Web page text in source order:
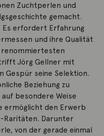
Zuchtperlen und
gemacht.
Es erfordert Erfahrung
und ihre Qualität
renommiertesten
Jörg Gellner mit
Gespür seine Selektion.
Beziehung zu
besondere Weise
ermöglicht den Erwerb
Raritäten. Darunter
von der gerade einmal